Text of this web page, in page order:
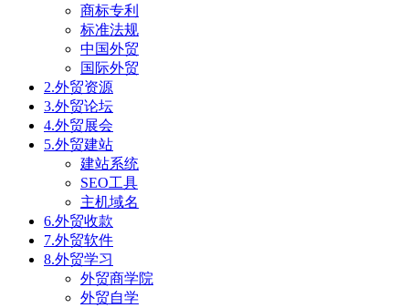
商标专利
标准法规
中国外贸
国际外贸
2.外贸资源
3.外贸论坛
4.外贸展会
5.外贸建站
建站系统
SEO工具
主机域名
6.外贸收款
7.外贸软件
8.外贸学习
外贸商学院
外贸自学